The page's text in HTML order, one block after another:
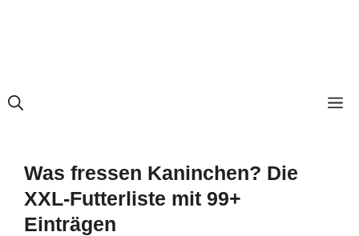
Was fressen Kaninchen? Die
XXL-Futterliste mit 99+
Einträgen